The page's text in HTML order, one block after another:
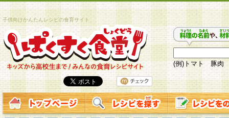
子供向けかんたんレシピの食育サイト
(例)トマト 豚肉